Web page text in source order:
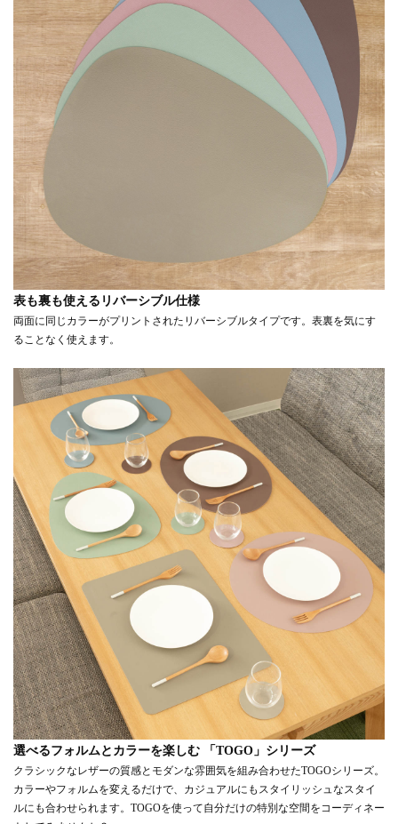
表も裏も使えるリバーシブル仕様
両面に同じカラーがプリントされたリバーシブルタイプです。表裏を気にす
ることなく使えます。
選べるフォルムとカラーを楽しむ 「TOGO」シリーズ
クラシックなレザーの質感とモダンな雰囲気を組み合わせたTOGOシリーズ。
カラーやフォルムを変えるだけで、カジュアルにもスタイリッシュなスタイ
ルにも合わせられます。TOGOを使って自分だけの特別な空間をコーディネー